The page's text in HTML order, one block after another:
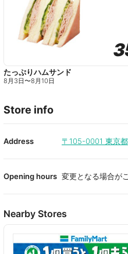
たっぷりハムサンド
8月3日〜8月10日
Store info
Address 〒105-0001 東京
Opening hours 変更となる場合が
Nearby Stores